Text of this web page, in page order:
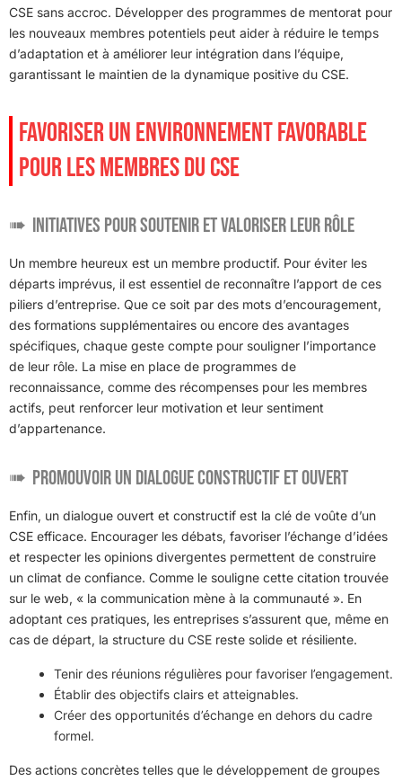
CSE sans accroc. Développer des programmes de mentorat pour
les nouveaux membres potentiels peut aider à réduire le temps
d’adaptation et à améliorer leur intégration dans l’équipe,
garantissant le maintien de la dynamique positive du CSE.
FAVORISER UN ENVIRONNEMENT FAVORABLE
POUR LES MEMBRES DU CSE
Initiatives pour soutenir et valoriser leur rôle
Un membre heureux est un membre productif. Pour éviter les
départs imprévus, il est essentiel de reconnaître l’apport de ces
piliers d’entreprise. Que ce soit par des mots d’encouragement,
des formations supplémentaires ou encore des avantages
spécifiques, chaque geste compte pour souligner l’importance
de leur rôle. La mise en place de programmes de
reconnaissance, comme des récompenses pour les membres
actifs, peut renforcer leur motivation et leur sentiment
d’appartenance.
Promouvoir un dialogue constructif et ouvert
Enfin, un dialogue ouvert et constructif est la clé de voûte d’un
CSE efficace. Encourager les débats, favoriser l’échange d’idées
et respecter les opinions divergentes permettent de construire
un climat de confiance. Comme le souligne cette citation trouvée
sur le web, « la communication mène à la communauté ». En
adoptant ces pratiques, les entreprises s’assurent que, même en
cas de départ, la structure du CSE reste solide et résiliente.
Tenir des réunions régulières pour favoriser l’engagement.
Établir des objectifs clairs et atteignables.
Créer des opportunités d’échange en dehors du cadre
formel.
Des actions concrètes telles que le développement de groupes